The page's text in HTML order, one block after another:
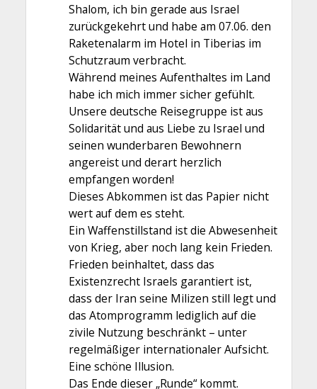
Shalom, ich bin gerade aus Israel
zurückgekehrt und habe am 07.06. den
Raketenalarm im Hotel in Tiberias im
Schutzraum verbracht.
Während meines Aufenthaltes im Land
habe ich mich immer sicher gefühlt.
Unsere deutsche Reisegruppe ist aus
Solidarität und aus Liebe zu Israel und
seinen wunderbaren Bewohnern
angereist und derart herzlich
empfangen worden!
Dieses Abkommen ist das Papier nicht
wert auf dem es steht.
Ein Waffenstillstand ist die Abwesenheit
von Krieg, aber noch lang kein Frieden.
Frieden beinhaltet, dass das
Existenzrecht Israels garantiert ist,
dass der Iran seine Milizen still legt und
das Atomprogramm lediglich auf die
zivile Nutzung beschränkt – unter
regelmäßiger internationaler Aufsicht.
Eine schöne Illusion.
Das Ende dieser „Runde“ kommt.